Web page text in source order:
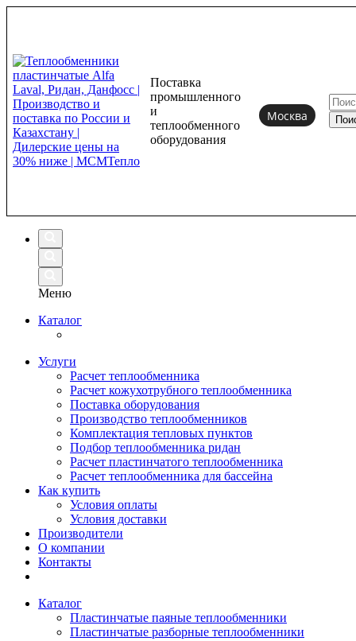
Поставка
промышленного
и
теплообменного
оборудования
Москва
Меню
Каталог
Услуги
Расчет теплообменника
Расчет кожухотрубного теплообменника
Поставка оборудования
Производство теплообменников
Комплектация тепловых пунктов
Подбор теплообменника ридан
Расчет пластинчатого теплообменника
Расчет теплообменника для бассейна
Как купить
Условия оплаты
Условия доставки
Производители
О компании
Контакты
Каталог
Пластинчатые паяные теплообменники
Пластинчатые разборные теплообменники